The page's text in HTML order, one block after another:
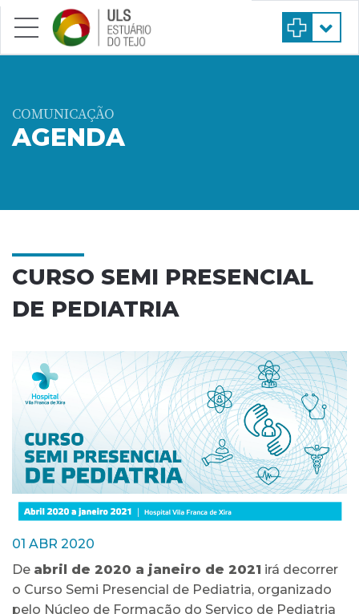
Saltar para conteúdo principal
COMUNICAÇÃO
AGENDA
CURSO SEMI PRESENCIAL
DE PEDIATRIA
01 ABR 2020
De abril de 2020 a janeiro de 2021 irá decorrer
o Curso Semi Presencial de Pediatria, organizado
pelo Núcleo de Formação do Serviço de Pediatria